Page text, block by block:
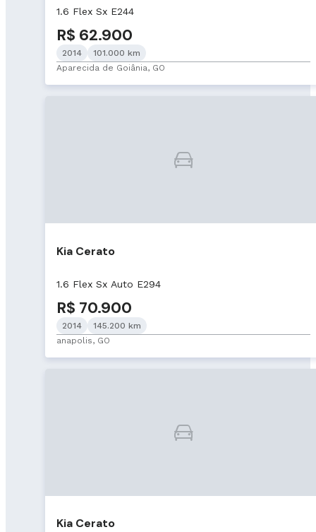
1.6 Flex Sx E244
R$ 62.900
2014
101.000 km
Aparecida de Goiânia, GO
Kia Cerato
1.6 Flex Sx Auto E294
R$ 70.900
2014
145.200 km
anapolis, GO
Kia Cerato